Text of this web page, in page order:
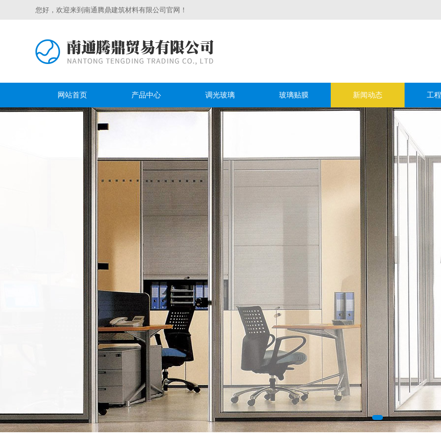
您好，欢迎来到南通腾鼎建筑材料有限公司官网！
网站首页 产品中心 调光玻璃 玻璃贴膜 新闻动态 工